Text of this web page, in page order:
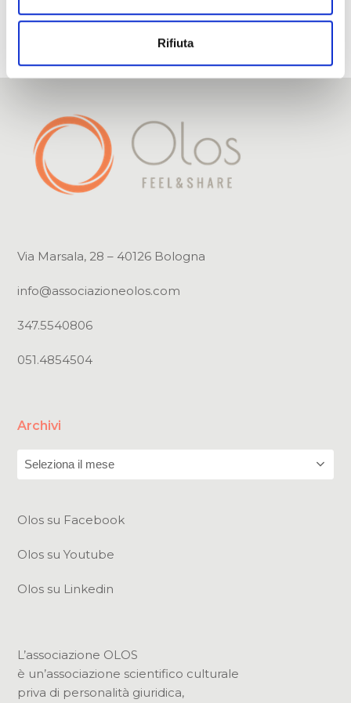
Rifiuta
Email
Via Marsala, 28 – 40126 Bologna
info@associazioneolos.com
347.5540806
051.4854504
Archivi
Archivi
Olos su Facebook
Olos su Youtube
Olos su Linkedin
L’associazione OLOS
è un’associazione scientifico culturale
priva di personalità giuridica,